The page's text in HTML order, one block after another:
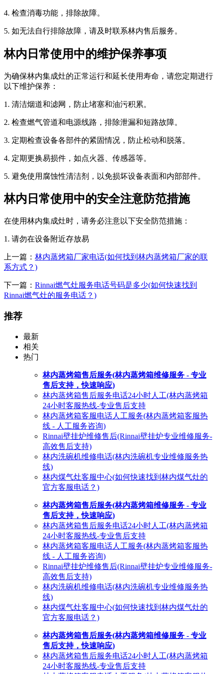
4. 检查消毒功能，排除故障。
5. 如无法自行排除故障，请及时联系林内售后服务。
林内日常使用中的维护保养事项
为确保林内集成灶的正常运行和延长使用寿命，请您定期进行
以下维护保养：
1. 清洁烟道和滤网，防止堵塞和油污积累。
2. 检查燃气管道和电源线路，排除泄漏和短路故障。
3. 定期检查设备各部件的紧固情况，防止松动和脱落。
4. 定期更换易损件，如点火器、传感器等。
5. 避免使用腐蚀性清洁剂，以免损坏设备表面和内部部件。
林内日常使用中的安全注意防范措施
在使用林内集成灶时，请务必注意以下安全防范措施：
1. 请勿在设备附近存放易
上一篇： 林内蒸烤箱厂家电话(如何找到林内蒸烤箱厂家的联
系方式？)
下一篇： Rinnai燃气灶服务电话号码是多少(如何快速找到
Rinnai燃气灶的服务电话？)
推荐
最新
相关
热门
林内蒸烤箱售后服务(林内蒸烤箱维修服务 - 专业
售后支持，快速响应)
林内蒸烤箱售后服务电话24小时人工(林内蒸烤箱
24小时客服热线-专业售后支持
林内蒸烤箱客服电话人工服务(林内蒸烤箱客服热
线 - 人工服务咨询)
Rinnai壁挂炉维修售后(Rinnai壁挂炉专业维修服务-
高效售后支持)
林内洗碗机维修电话(林内洗碗机专业维修服务热
线)
林内煤气灶客服中心(如何快速找到林内煤气灶的
官方客服电话？)
林内蒸烤箱售后服务(林内蒸烤箱维修服务 - 专业
售后支持，快速响应)
林内蒸烤箱售后服务电话24小时人工(林内蒸烤箱
24小时客服热线-专业售后支持
林内蒸烤箱客服电话人工服务(林内蒸烤箱客服热
线 - 人工服务咨询)
Rinnai壁挂炉维修售后(Rinnai壁挂炉专业维修服务-
高效售后支持)
林内洗碗机维修电话(林内洗碗机专业维修服务热
线)
林内煤气灶客服中心(如何快速找到林内煤气灶的
官方客服电话？)
林内蒸烤箱售后服务(林内蒸烤箱维修服务 - 专业
售后支持，快速响应)
林内蒸烤箱售后服务电话24小时人工(林内蒸烤箱
24小时客服热线-专业售后支持